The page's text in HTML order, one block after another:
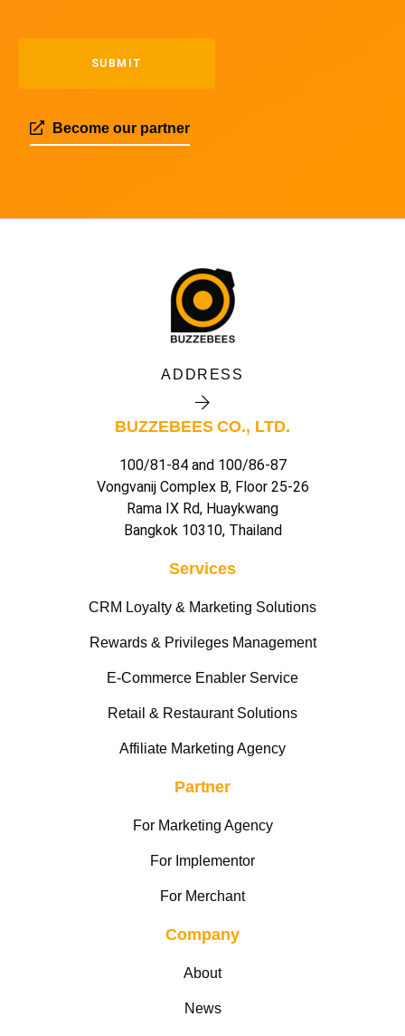
Become our partner
ADDRESS
BUZZEBEES CO., LTD.
100/81-84 and 100/86-87
Vongvanij Complex B, Floor 25-26
Rama IX Rd, Huaykwang
Bangkok 10310, Thailand
Services
CRM Loyalty & Marketing Solutions
Rewards & Privileges Management
E-Commerce Enabler Service
Retail & Restaurant Solutions
Affiliate Marketing Agency
Partner
For Marketing Agency
For Implementor
For Merchant
Company
About
News